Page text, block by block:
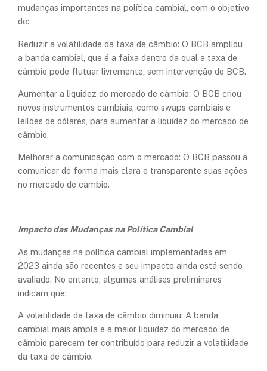
mudanças importantes na política cambial, com o objetivo
de:
Reduzir a volatilidade da taxa de câmbio: O BCB ampliou
a banda cambial, que é a faixa dentro da qual a taxa de
câmbio pode flutuar livremente, sem intervenção do BCB.
Aumentar a liquidez do mercado de câmbio: O BCB criou
novos instrumentos cambiais, como swaps cambiais e
leilões de dólares, para aumentar a liquidez do mercado de
câmbio.
Melhorar a comunicação com o mercado: O BCB passou a
comunicar de forma mais clara e transparente suas ações
no mercado de câmbio.
Impacto das Mudanças na Política Cambial
As mudanças na política cambial implementadas em
2023 ainda são recentes e seu impacto ainda está sendo
avaliado. No entanto, algumas análises preliminares
indicam que:
A volatilidade da taxa de câmbio diminuiu: A banda
cambial mais ampla e a maior liquidez do mercado de
câmbio parecem ter contribuído para reduzir a volatilidade
da taxa de câmbio.